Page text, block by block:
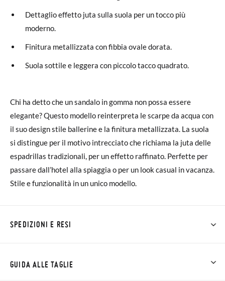
Dettaglio effetto juta sulla suola per un tocco più
moderno.
Finitura metallizzata con fibbia ovale dorata.
Suola sottile e leggera con piccolo tacco quadrato.
Chi ha detto che un sandalo in gomma non possa essere
elegante? Questo modello reinterpreta le scarpe da acqua con
il suo design stile ballerine e la finitura metallizzata. La suola
si distingue per il motivo intrecciato che richiama la juta delle
espadrillas tradizionali, per un effetto raffinato. Perfette per
passare dall’hotel alla spiaggia o per un look casual in vacanza.
Stile e funzionalità in un unico modello.
SPEDIZIONI E RESI
ordini inferiori a 30 €, la spedizione standard costa 3,95 € e
GUIDA ALLE TAGLIE